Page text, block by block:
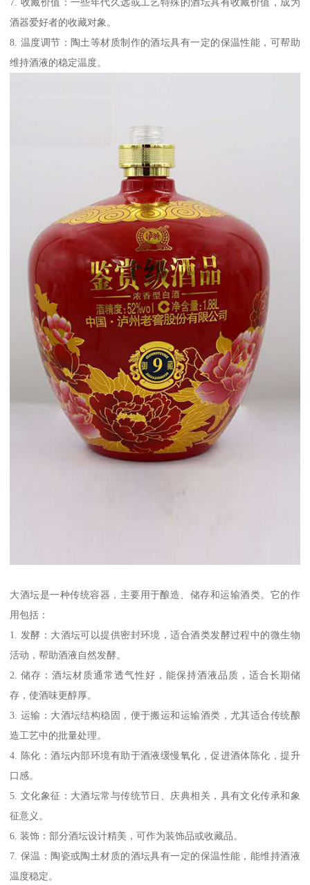
酒器爱好者的收藏对象。
8. 温度调节：陶土等材质制作的酒坛具有一定的保温性能，可帮助
维持酒液的稳定温度。
大酒坛是一种传统容器，主要用于酿造、储存和运输酒类。它的作
用包括：
1. 发酵：大酒坛可以提供密封环境，适合酒类发酵过程中的微生物
活动，帮助酒液自然发酵。
2. 储存：酒坛材质通常透气性好，能保持酒液品质，适合长期储
存，使酒味更醇厚。
3. 运输：大酒坛结构稳固，便于搬运和运输酒类，尤其适合传统酿
造工艺中的批量处理。
4. 陈化：酒坛内部环境有助于酒液缓慢氧化，促进酒体陈化，提升
口感。
5. 文化象征：大酒坛常与传统节日、庆典相关，具有文化传承和象
征意义。
6. 装饰：部分酒坛设计精美，可作为装饰品或收藏品。
7. 保温：陶瓷或陶土材质的酒坛具有一定的保温性能，能维持酒液
温度稳定。